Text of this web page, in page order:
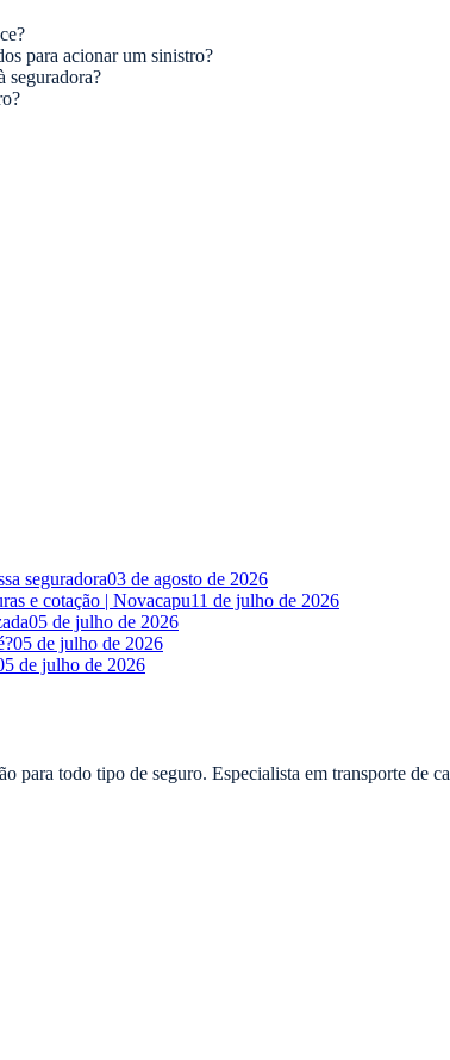
para acionar um sinistro?
seguradora?
seguradora03 de agosto de 2026
e cotação | Novacapu11 de julho de 2026
05 de julho de 2026
05 de julho de 2026
de julho de 2026
para todo tipo de seguro. Especialista em transporte